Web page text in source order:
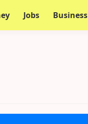
Jobs Business